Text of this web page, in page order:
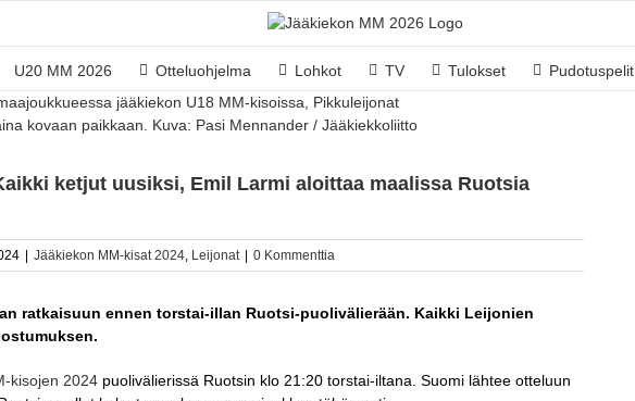
U20 MM 2026 Otteluohjelma Lohkot TV Tulokset Pudotuspelit
kovaan paikkaan. Kuva: Pasi Mennander / Jääkiekkoliitto
ketjut uusiksi, Emil Larmi aloittaa maalissa Ruotsia
Jääkiekon MM-kisat 2024, Leijonat 0 Kommenttia
ratkaisuun ennen torstai-illan Ruotsi-puolivälierään. Kaikki Leijonien
kisojen 2024 puolivälierissä Ruotsin klo 21:20 torstai-iltana. Suomi lähtee otteluun